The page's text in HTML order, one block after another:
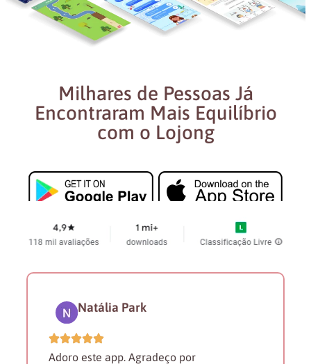
Milhares de Pessoas Já
Encontraram Mais Equilíbrio
com o Lojong
Natália Park
Adoro este app. Agradeço por